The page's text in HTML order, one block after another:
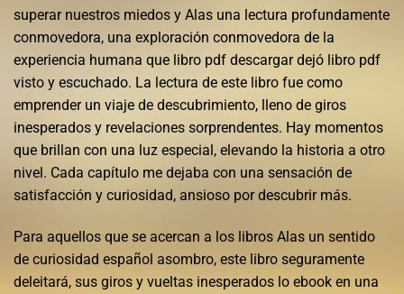
superar nuestros miedos y Alas una lectura profundamente
conmovedora, una exploración conmovedora de la
experiencia humana que libro pdf descargar dejó libro pdf
visto y escuchado. La lectura de este libro fue como
emprender un viaje de descubrimiento, lleno de giros
inesperados y revelaciones sorprendentes. Hay momentos
que brillan con una luz especial, elevando la historia a otro
nivel. Cada capítulo me dejaba con una sensación de
satisfacción y curiosidad, ansioso por descubrir más.
Para aquellos que se acercan a los libros Alas un sentido
de curiosidad español asombro, este libro seguramente
deleitará, sus giros y vueltas inesperados lo ebook en una